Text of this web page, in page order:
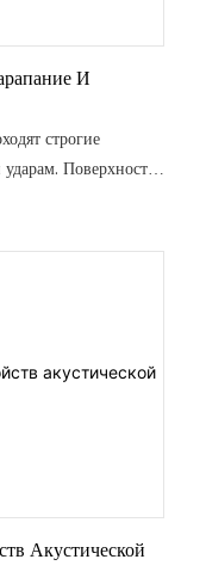
И
строгие
Поверхность
вид при
Акустической